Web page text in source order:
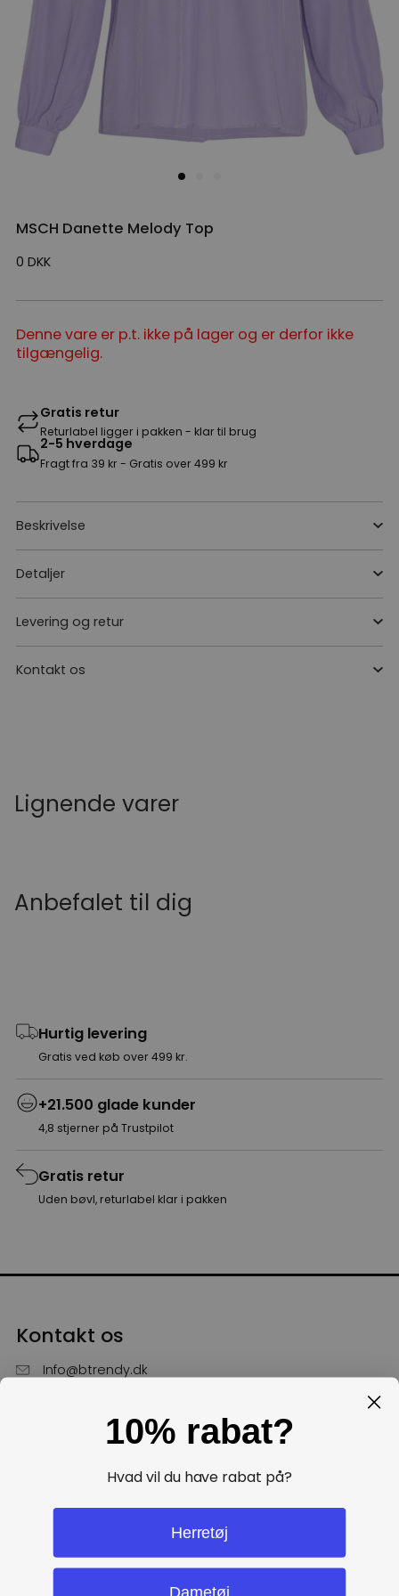
MSCH Danette Melody Top
0 DKK
Denne vare er p.t. ikke på lager og er derfor ikke
tilgængelig.
Gratis retur
Returlabel ligger i pakken - klar til brug
2-5 hverdage
Fragt fra 39 kr - Gratis over 499 kr
Beskrivelse
Detaljer
Levering og retur
Kontakt os
Lignende varer
Anbefalet til dig
Hurtig levering
Gratis ved køb over 499 kr.
+21.500 glade kunder
4,8 stjerner på Trustpilot
Gratis retur
Uden bøvl, returlabel klar i pakken
Kontakt os
Info@btrendy.dk
Hverdage fra kl. 10 - 16
10% rabat?
Hvad vil du have rabat på?
Herretøj